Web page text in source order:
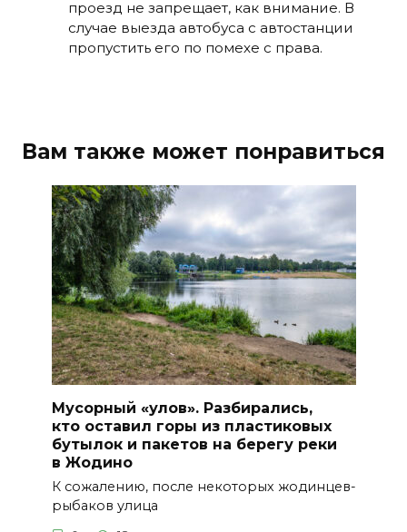
проезд не запрещает, как внимание. В
случае выезда автобуса с автостанции
пропустить его по помехе с права.
Вам также может понравиться
Мусорный «улов». Разбирались,
кто оставил горы из пластиковых
бутылок и пакетов на берегу реки
в Жодино
К сожалению, после некоторых жодинцев-
рыбаков улица